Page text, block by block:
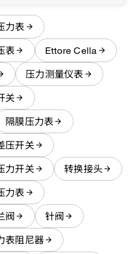
力表
表
Ettore Cella
压力测量仪表
关
隔膜压力表
压开关
力开关
转换接头
力表
阀
针阀
表阻尼器